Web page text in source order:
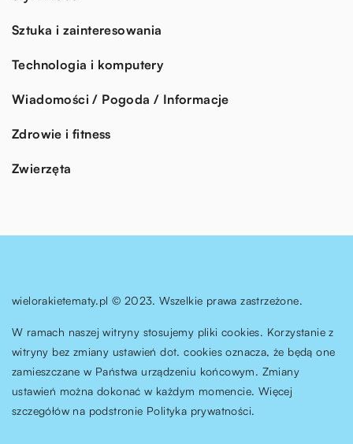
Sztuka i zainteresowania
Technologia i komputery
Wiadomości / Pogoda / Informacje
Zdrowie i fitness
Zwierzęta
wielorakietematy.pl © 2023. Wszelkie prawa zastrzeżone.
W ramach naszej witryny stosujemy pliki cookies. Korzystanie z
witryny bez zmiany ustawień dot. cookies oznacza, że będą one
zamieszczane w Państwa urządzeniu końcowym. Zmiany
ustawień można dokonać w każdym momencie. Więcej
szczegółów na podstronie Polityka prywatności.